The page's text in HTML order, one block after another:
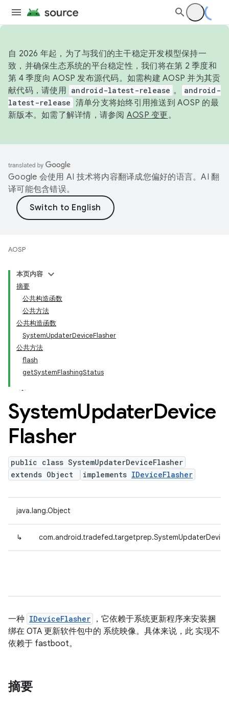
自 2026 年起，为了与我们的主干稳定开发模型保持一
致，并确保生态系统的平台稳定性，我们将在第 2 季度和
第 4 季度向 AOSP 发布源代码。如需构建 AOSP 并为其贡
献代码，请使用 android-latest-release 。
android-
latest-release 清单分支将始终引用推送到 AOSP 的最
新版本。如需了解详情，请参阅 AOSP 变更。
Google 会使用 AI 技术将内容翻译成您偏好的语言。AI 翻
译可能包含错误。
AOSP
本页内容
摘要
公共构造函数
公共方法
公共构造函数
SystemUpdaterDeviceFlasher
公共方法
flash
getSystemFlashingStatus
SystemUpdaterDevice
Flasher
public class SystemUpdaterDeviceFlasher
extends Object
implements IDeviceFlasher
java.lang.Object
↳
一种 IDeviceFlasher
，它依赖于系统更新程序来安装捆
绑在 OTA 更新软件包中的 系统映像。具体来说，此 实现不
依赖于 fastboot。
摘要